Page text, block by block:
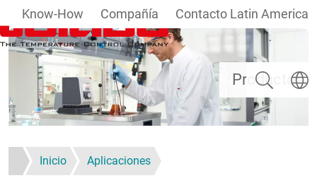
Pasar al contenido principal
Productos
Know-How Compañía Contacto Latin America
Buscar
Inicio Aplicaciones